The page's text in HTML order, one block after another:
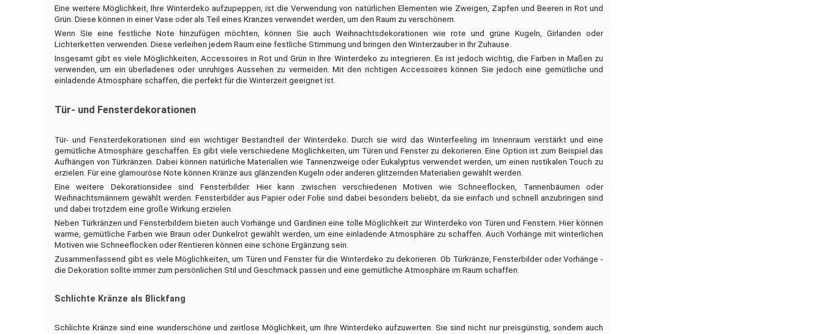
Eine weitere Möglichkeit, Ihre Winterdeko aufzupeppen, ist die Verwendung von natürlichen Elementen wie Zweigen, Zapfen und Beeren in Rot und
Grün. Diese können in einer Vase oder als Teil eines Kranzes verwendet werden, um den Raum zu verschönern.
Wenn Sie eine festliche Note hinzufügen möchten, können Sie auch Weihnachtsdekorationen wie rote und grüne Kugeln, Girlanden oder
Lichterketten verwenden. Diese verleihen jedem Raum eine festliche Stimmung und bringen den Winterzauber in Ihr Zuhause.
Insgesamt gibt es viele Möglichkeiten, Accessoires in Rot und Grün in Ihre Winterdeko zu integrieren. Es ist jedoch wichtig, die Farben in Maßen zu
verwenden, um ein überladenes oder unruhiges Aussehen zu vermeiden. Mit den richtigen Accessoires können Sie jedoch eine gemütliche und
einladende Atmosphäre schaffen, die perfekt für die Winterzeit geeignet ist.
Tür- und Fensterdekorationen
Tür- und Fensterdekorationen sind ein wichtiger Bestandteil der Winterdeko. Durch sie wird das Winterfeeling im Innenraum verstärkt und eine
gemütliche Atmosphäre geschaffen. Es gibt viele verschiedene Möglichkeiten, um Türen und Fenster zu dekorieren. Eine Option ist zum Beispiel das
Aufhängen von Türkränzen. Dabei können natürliche Materialien wie Tannenzweige oder Eukalyptus verwendet werden, um einen rustikalen Touch zu
erzielen. Für eine glamouröse Note können Kränze aus glänzenden Kugeln oder anderen glitzernden Materialien gewählt werden.
Eine weitere Dekorationsidee sind Fensterbilder. Hier kann zwischen verschiedenen Motiven wie Schneeflocken, Tannenbäumen oder
Weihnachtsmännern gewählt werden. Fensterbilder aus Papier oder Folie sind dabei besonders beliebt, da sie einfach und schnell anzubringen sind
und dabei trotzdem eine große Wirkung erzielen.
Neben Türkränzen und Fensterbildern bieten auch Vorhänge und Gardinen eine tolle Möglichkeit zur Winterdeko von Türen und Fenstern. Hier können
warme, gemütliche Farben wie Braun oder Dunkelrot gewählt werden, um eine einladende Atmosphäre zu schaffen. Auch Vorhänge mit winterlichen
Motiven wie Schneeflocken oder Rentieren können eine schöne Ergänzung sein.
Zusammenfassend gibt es viele Möglichkeiten, um Türen und Fenster für die Winterdeko zu dekorieren. Ob Türkränze, Fensterbilder oder Vorhänge -
die Dekoration sollte immer zum persönlichen Stil und Geschmack passen und eine gemütliche Atmosphäre im Raum schaffen.
Schlichte Kränze als Blickfang
Schlichte Kränze sind eine wunderschöne und zeitlose Möglichkeit, um Ihre Winterdeko aufzuwerten. Sie sind nicht nur preisgünstig, sondern auch